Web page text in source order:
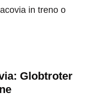
in treno o
Globtroter